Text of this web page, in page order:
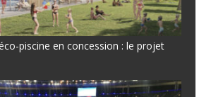
piscine en concession : le projet